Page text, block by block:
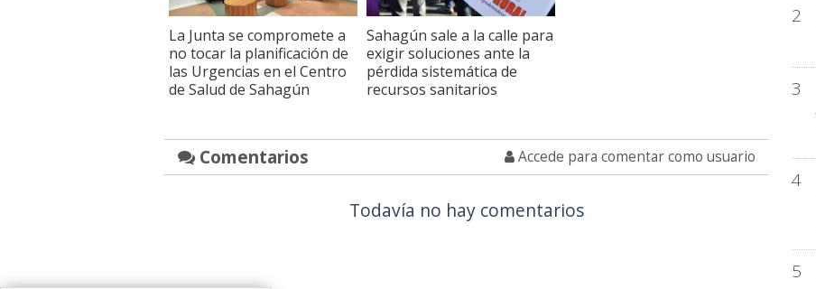
La Junta se compromete a
no tocar la planificación de
las Urgencias en el Centro
de Salud de Sahagún
Sahagún sale a la calle para
exigir soluciones ante la
pérdida sistemática de
recursos sanitarios
Comentarios Accede para comentar como usuario
Todavía no hay comentarios
2
3
4
5